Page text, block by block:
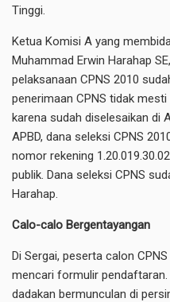
Tinggi.
Ketua Komisi A yang
Muhammad Erwin Harahap
pelaksanaan CPNS 2010
penerimaan CPNS tidak mesti
karena sudah diselesaikan di
APBD, dana seleksi CPNS
nomor rekening
publik. Dana seleksi CPNS
Harahap.
Calo-calo Bergentayangan
Di Sergai, peserta calon
mencari formulir
dadakan bermunculan di